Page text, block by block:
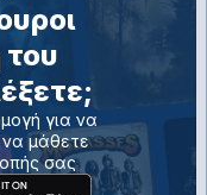
του
για να
να μάθετε
σας